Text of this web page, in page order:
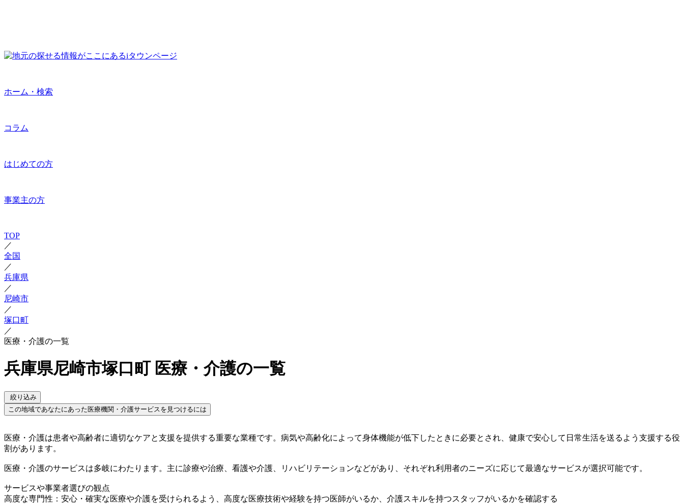
ホーム・検索
コラム
はじめての方
事業主の方
TOP
／
全国
／
兵庫県
／
尼崎市
／
塚口町
／
医療・介護の一覧
兵庫県尼崎市塚口町 医療・介護の一覧
絞り込み
この地域であなたにあった医療機関・介護サービスを見つけるには
医療・介護は患者や高齢者に適切なケアと支援を提供する重要な業種です。病気や高齢化によって身体機能が低下したときに必要とされ、健康で安心して日常生活を送るよう支援する役
割があります。
医療・介護のサービスは多岐にわたります。主に診療や治療、看護や介護、リハビリテーションなどがあり、それぞれ利用者のニーズに応じて最適なサービスが選択可能です。
サービスや事業者選びの観点
高度な専門性：安心・確実な医療や介護を受けられるよう、高度な医療技術や経験を持つ医師がいるか、介護スキルを持つスタッフがいるかを確認する